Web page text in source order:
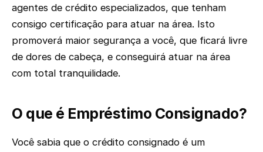
agentes de crédito especializados, que tenham
consigo certificação para atuar na área. Isto
promoverá maior segurança a você, que ficará livre
de dores de cabeça, e conseguirá atuar na área
com total tranquilidade.
O que é Empréstimo Consignado?
Você sabia que o crédito consignado é um